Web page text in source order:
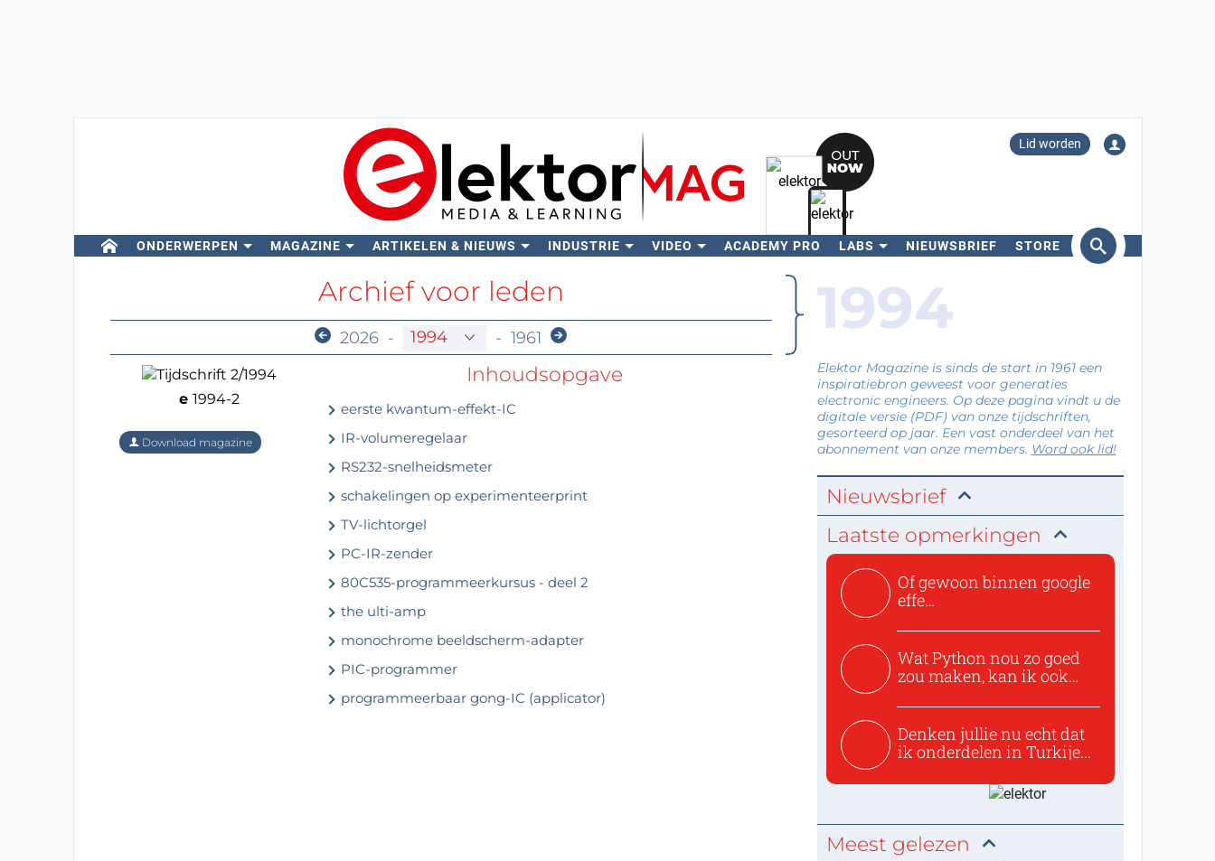
Lid worden
ONDERWERPEN MAGAZINE ARTIKELEN & NIEUWS INDUSTRIE VIDEO ACADEMY PRO LABS NIEUWSBRIEF STORE
Zoeken
Archief voor leden
2026 - - 1961
e 1994-2
Download magazine
Inhoudsopgave
eerste kwantum-effekt-IC
IR-volumeregelaar
RS232-snelheidsmeter
schakelingen op experimenteerprint
TV-lichtorgel
PC-IR-zender
80C535-programmeerkursus - deel 2
the ulti-amp
monochrome beeldscherm-adapter
PIC-programmer
programmeerbaar gong-IC (applicator)
1994
Elektor Magazine is sinds de start in 1961 een
inspiratiebron geweest voor generaties
electronic engineers. Op deze pagina vindt u de
digitale versie (PDF) van onze tijdschriften,
gesorteerd op jaar. Een vast onderdeel van het
abonnement van onze members. Word ook lid!
Nieuwsbrief
Laatste opmerkingen
Of gewoon binnen google
effe
Wat Python nou zo goed
zou maken, kan ik ook
Denken jullie nu echt dat
ik onderdelen in Turkije...
Meest gelezen